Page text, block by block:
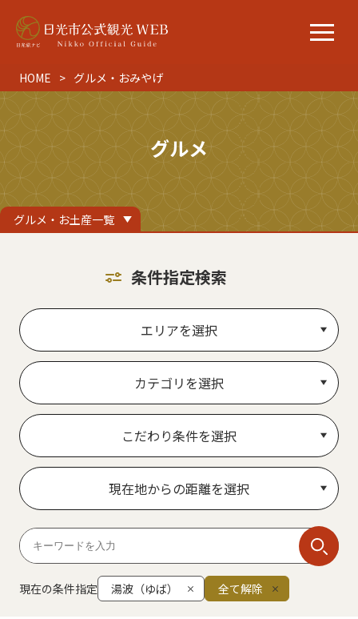
HOME グルメ・おみやげ
グルメ
グルメ・お土産一覧
条件指定検索
エリアを選択
カテゴリを選択
こだわり条件を選択
現在地からの距離を選択
現在の条件指定 湯波（ゆば） 全て解除